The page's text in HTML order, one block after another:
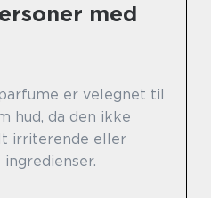
med
er velegnet til
hud, da den ikke
irriterende eller